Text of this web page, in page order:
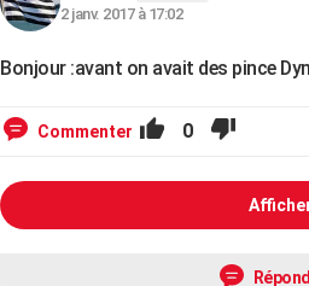
2 janv. 2017 à 17:02
Bonjour :avant on avait des pince
Commenter 0